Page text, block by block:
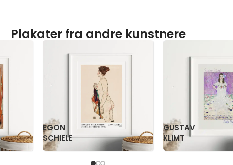
Plakater fra andre kunstnere
PAUL
KLEE
PS
KRØYER